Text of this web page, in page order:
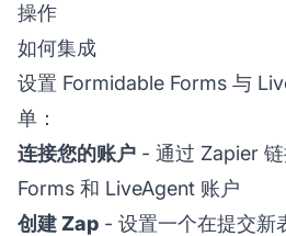
操作
如何集成
设置 Formidable Forms 与
单：
连接您的账户 - 通过 Zapier
Forms 和 LiveAgent 账户
创建 Zap - 设置一个在提交新